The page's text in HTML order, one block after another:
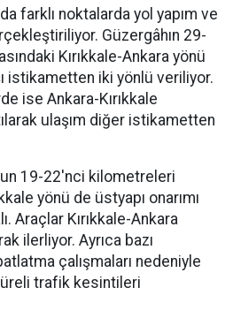
farklı noktalarda yol yapım ve
Güzergâhın 29-
Kırıkkale-Ankara yönü
istikametten iki yönlü veriliyor.
ise Ankara-Kırıkkale
ulaşım diğer istikametten
19-22'nci kilometreleri
yönü de üstyapı onarımı
Araçlar Kırıkkale-Ankara
ilerliyor. Ayrıca bazı
çalışmaları nedeniyle
trafik kesintileri